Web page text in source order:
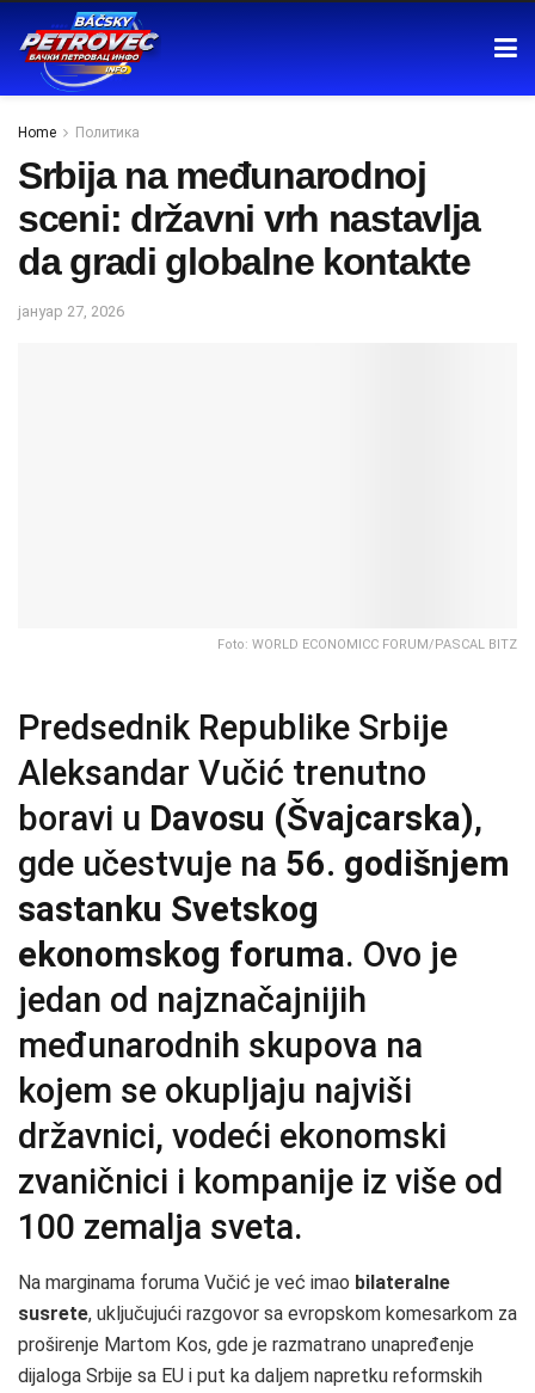
Home Политика
Srbija na međunarodnoj
sceni: državni vrh nastavlja
da gradi globalne kontakte
јануар 27, 2026
Foto: WORLD ECONOMICC FORUM/PASCAL BITZ
Predsednik Republike Srbije
Aleksandar Vučić trenutno
boravi u Davosu (Švajcarska),
gde učestvuje na 56. godišnjem
sastanku Svetskog
ekonomskog foruma. Ovo je
jedan od najznačajnijih
međunarodnih skupova na
kojem se okupljaju najviši
državnici, vodeći ekonomski
zvaničnici i kompanije iz više od
100 zemalja sveta.
Na marginama foruma Vučić je već imao bilateralne
susrete, uključujući razgovor sa evropskom komesarkom za
proširenje Martom Kos, gde je razmatrano unapređenje
dijaloga Srbije sa EU i put ka daljem napretku reformskih